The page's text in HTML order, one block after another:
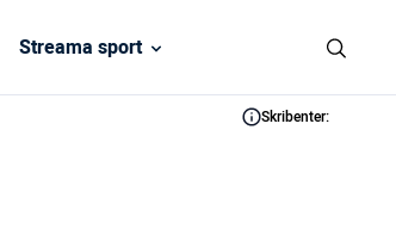
Streama sport
Skribenter: